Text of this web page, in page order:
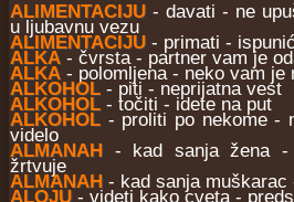
ALIMENTACIJU - davati - ne
u ljubavnu vezu
ALIMENTACIJU - primati -
ALKA - čvrsta - partner vam je
ALKA - polomljena - neko vam je
ALKOHOL - piti - neprijatna vest
ALKOHOL - točiti - idete na put
ALKOHOL - proliti po nekome -
videlo
ALMANAH - kad sanja žena -
žrtvuje
ALMANAH - kad sanja muškarac
ALOJU - videti kako cveta -